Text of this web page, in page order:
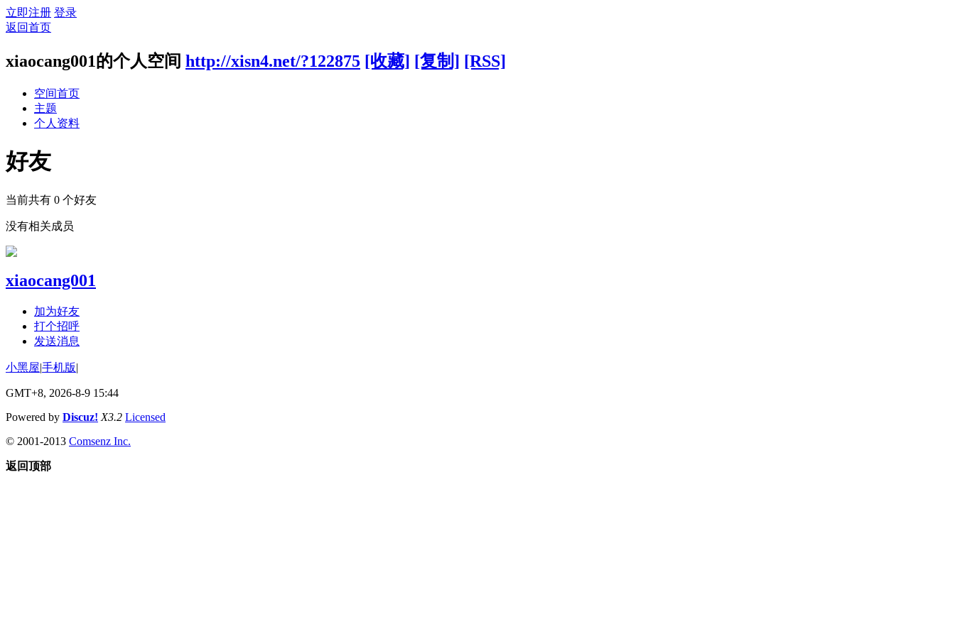
立即注册 登录
返回首页
xiaocang001的个人空间 http://xisn4.net/?122875 [收藏] [复制] [RSS]
空间首页
主题
个人资料
好友
当前共有 0 个好友
没有相关成员
xiaocang001
加为好友
打个招呼
发送消息
小黑屋|手机版|
GMT+8, 2026-8-9 15:44
Powered by Discuz! X3.2 Licensed
© 2001-2013 Comsenz Inc.
返回顶部